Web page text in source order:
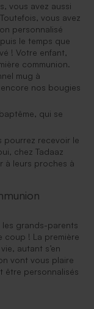
vous avez aussi
vous avez
personnalisé
le temps que
! Votre enfant,
communion.
mug à
nos bougies
qui se
pourrez recevoir le
chez Tadaaz
à leurs proches à
les grands-parents
coup ! La première
autant s’en
vont vous plaire
être personnalisés